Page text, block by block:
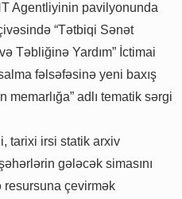
Agentliyinin pavilyonunda
“Tətbiqi Sənət
Təbliğinə Yardım” İctimai
fəlsəfəsinə yeni baxış
memarlığa” adlı tematik sərgi
tarixi irsi statik arxiv
gələcək simasını
çevirmək